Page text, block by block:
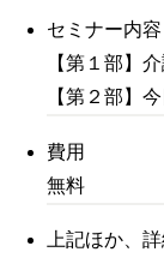
セミナー内容
【第１部】
【第２部】
費用
無料
上記ほか、